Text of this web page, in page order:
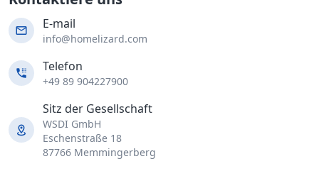
E-mail
info@homelizard.com
Telefon
+49 89 904227900
Sitz der Gesellschaft
WSDI GmbH
Eschenstraße 18
87766 Memmingerberg